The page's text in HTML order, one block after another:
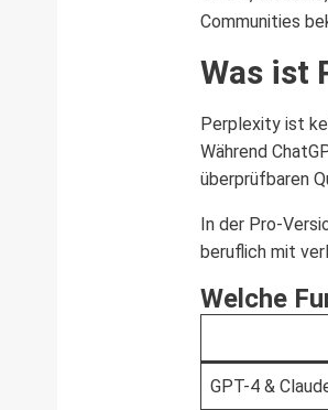
Communities
Was ist
Perplexity ist
Während
überprüfbaren
In der Pro-
beruflich mit
Welche
GPT-4 &